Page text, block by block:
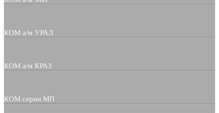
КОМ а/м УРАЛ
КОМ а/м КРАЗ
КОМ серии МП